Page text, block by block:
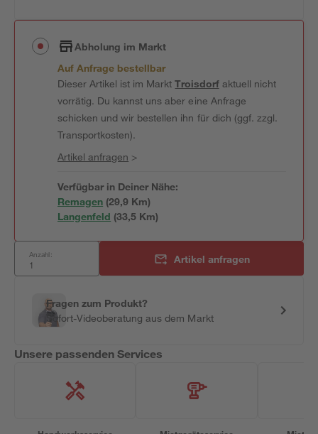
Abholung im Markt
Auf Anfrage bestellbar
Dieser Artikel ist im MarktTroisdorfaktuell nicht
vorrätig. Du kannst uns aber eine Anfrage
schicken und wir bestellen ihn für dich (ggf. zzgl.
Transportkosten).
Artikel anfragen >
Verfügbar in Deiner Nähe:
Remagen (29,9 Km)
Langenfeld (33,5 Km)
Anzahl: Artikel anfragen
Fragen zum Produkt?
Sofort-Videoberatung aus dem Markt
Unsere passenden Services